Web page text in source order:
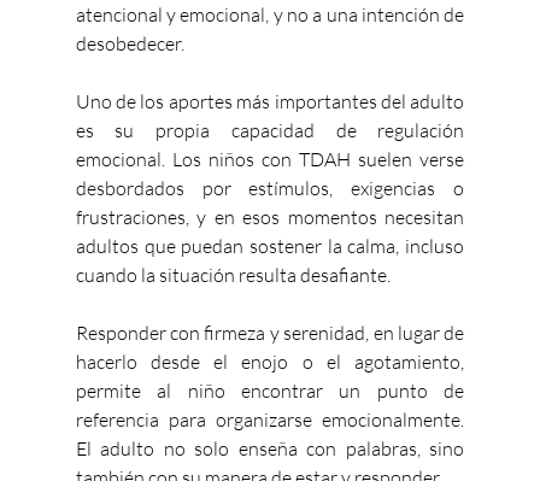
atencional y emocional, y no a una intención de
desobedecer.
Uno de los aportes más importantes del adulto
es su propia capacidad de regulación
emocional. Los niños con TDAH suelen verse
desbordados por estímulos, exigencias o
frustraciones, y en esos momentos necesitan
adultos que puedan sostener la calma, incluso
cuando la situación resulta desafiante.
Responder con firmeza y serenidad, en lugar de
hacerlo desde el enojo o el agotamiento,
permite al niño encontrar un punto de
referencia para organizarse emocionalmente.
El adulto no solo enseña con palabras, sino